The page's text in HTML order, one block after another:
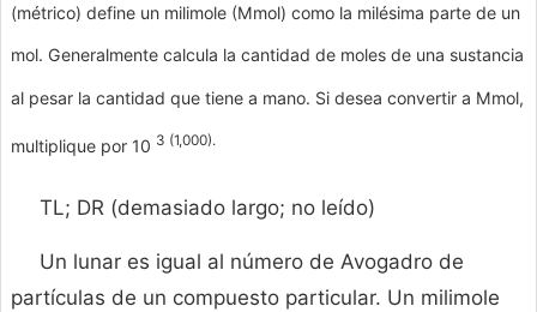
(métrico) define un milimole (Mmol) como la milésima parte de un
mol. Generalmente calcula la cantidad de moles de una sustancia
al pesar la cantidad que tiene a mano. Si desea convertir a Mmol,
multiplique por 10 3 (1,000).
TL; DR (demasiado largo; no leído)
Un lunar es igual al número de Avogadro de
partículas de un compuesto particular. Un milimole